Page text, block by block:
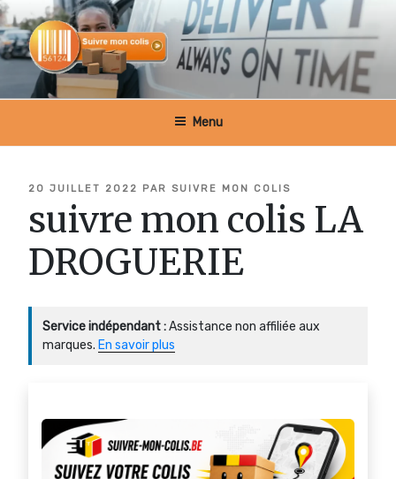
Aller
au
contenu
principal
SUIVRE MON COLIS BELGIQUE
Menu
PUBLIÉ
20 JUILLET 2022 PAR SUIVRE MON COLIS
suivre mon colis LA
DROGUERIE
Service indépendant :Assistance non affiliée aux
marques. En savoir plus